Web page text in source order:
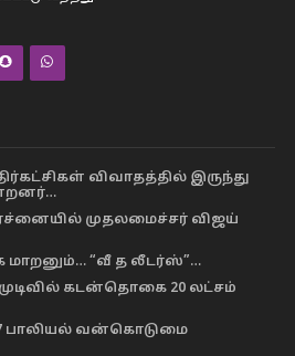
விவாதத்தில் இருந்து
முதலமைச்சர் விஜய்
மாறனும்… “வீ த லீடர்ஸ்”…
கடன்தொகை 20 லட்சம்
பாலியல் வன்கொடுமை